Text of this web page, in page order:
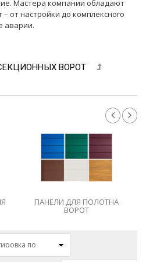
Мастера компании обладают
от настройки до комплексного
аварии.
ВОРОТ
БОКОВЫЕ КРЫШКИ ДЛЯ
ПАНЕЛЕЙ ВОРОТ
по